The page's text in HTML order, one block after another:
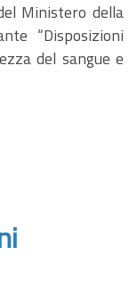
Ministero della
“Disposizioni
del sangue e